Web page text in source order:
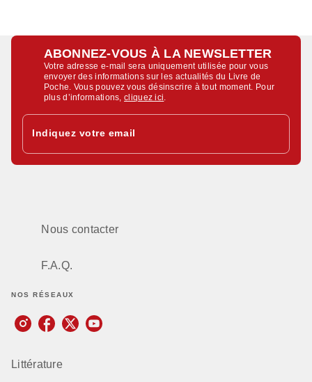
ABONNEZ-VOUS À LA NEWSLETTER
Votre adresse e-mail sera uniquement utilisée pour vous
envoyer des informations sur les actualités du Livre de
Poche. Vous pouvez vous désinscrire à tout moment. Pour
plus d’informations,cliquez ici
Indiquez votre email
Nous contacter
F.A.Q.
NOS RÉSEAUX
Littérature